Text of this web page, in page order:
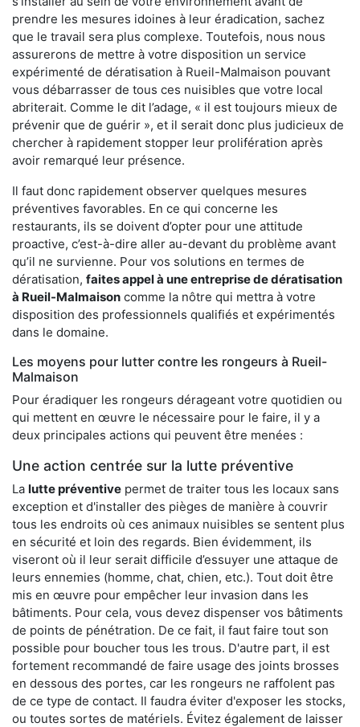
prendre les mesures idoines à leur éradication, sachez
que le travail sera plus complexe. Toutefois, nous nous
assurerons de mettre à votre disposition un service
expérimenté de dératisation à Rueil-Malmaison pouvant
vous débarrasser de tous ces nuisibles que votre local
abriterait. Comme le dit l’adage, « il est toujours mieux de
prévenir que de guérir », et il serait donc plus judicieux de
chercher à rapidement stopper leur prolifération après
avoir remarqué leur présence.
Il faut donc rapidement observer quelques mesures
préventives favorables. En ce qui concerne les
restaurants, ils se doivent d’opter pour une attitude
proactive, c’est-à-dire aller au-devant du problème avant
qu’il ne survienne. Pour vos solutions en termes de
dératisation, faites appel à une entreprise de dératisation
à Rueil-Malmaison comme la nôtre qui mettra à votre
disposition des professionnels qualifiés et expérimentés
dans le domaine.
Les moyens pour lutter contre les rongeurs à Rueil-
Malmaison
Pour éradiquer les rongeurs dérageant votre quotidien ou
qui mettent en œuvre le nécessaire pour le faire, il y a
deux principales actions qui peuvent être menées :
Une action centrée sur la lutte préventive
La lutte préventive permet de traiter tous les locaux sans
exception et d'installer des pièges de manière à couvrir
tous les endroits où ces animaux nuisibles se sentent plus
en sécurité et loin des regards. Bien évidemment, ils
viseront où il leur serait difficile d’essuyer une attaque de
leurs ennemies (homme, chat, chien, etc.). Tout doit être
mis en œuvre pour empêcher leur invasion dans les
bâtiments. Pour cela, vous devez dispenser vos bâtiments
de points de pénétration. De ce fait, il faut faire tout son
possible pour boucher tous les trous. D'autre part, il est
fortement recommandé de faire usage des joints brosses
en dessous des portes, car les rongeurs ne raffolent pas
de ce type de contact. Il faudra éviter d'exposer les stocks,
ou toutes sortes de matériels. Évitez également de laisser